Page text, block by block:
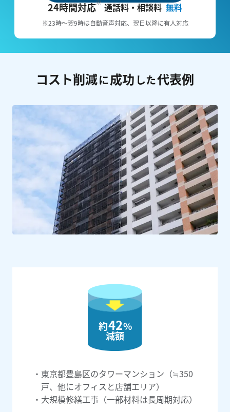
24時間対応
通話料・相談料 無料
※23時～翌9時は自動音声対応、翌日以降に有人対応
コスト削減に成功 した代表例
約42%
減額
東京都豊島区のタワーマンション（≒350
戸、他にオフィスと店舗エリア）
大規模修繕工事（一部材料は長周期対応）